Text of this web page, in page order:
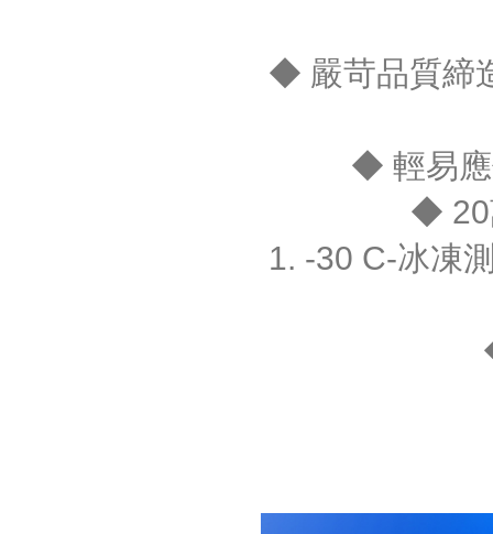
◆ 嚴苛品質締
◆ 輕易應
◆ 20
1. -30 C-冰凍